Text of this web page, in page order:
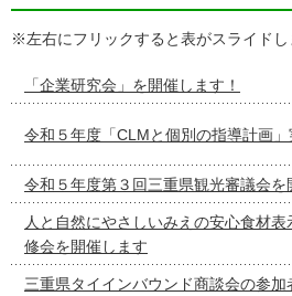
※左右にフリックすると表がスライドし
「企業研究会」を開催します！
令和５年度「CLMと個別の指導計画
令和５年度第３回三重県観光審議会を
人と自然にやさしいみえの安心食材
修会を開催します
三重県タイインバウンド商談会の参加